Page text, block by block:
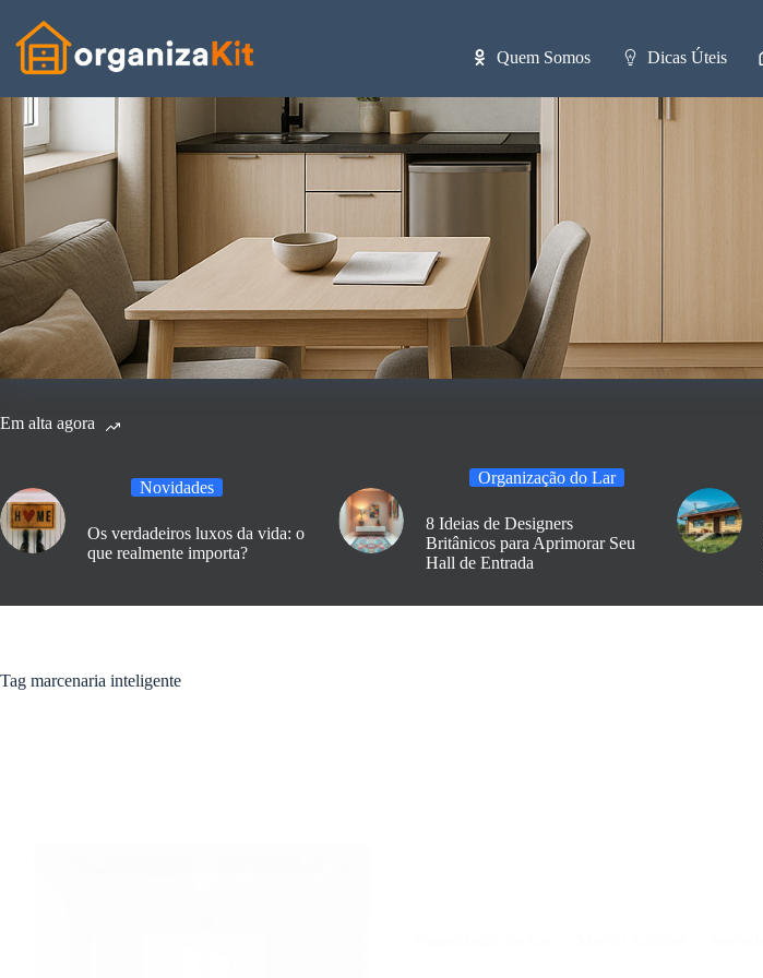
conteúdo
Quem Somos Dicas Úteis
Em alta agora
Novidades
Os verdadeiros luxos da vida: o
que realmente importa?
Organização do Lar
8 Ideias de Designers
Britânicos para Aprimorar Seu
Hall de Entrada
Tag marcenaria inteligente